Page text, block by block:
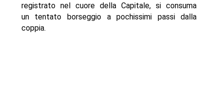
registrato nel cuore della Capitale, si consuma
un tentato borseggio a pochissimi passi dalla
coppia.